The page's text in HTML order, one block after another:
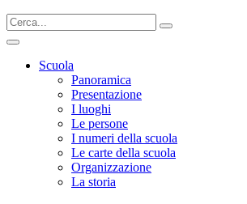
Scuola
Panoramica
Presentazione
I luoghi
Le persone
I numeri della scuola
Le carte della scuola
Organizzazione
La storia